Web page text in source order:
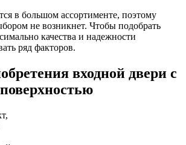
в большом ассортименте, поэтому
не возникнет. Чтобы подобрать
качества и надежности
ряд факторов.
входной двери с